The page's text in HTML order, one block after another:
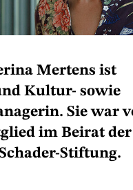
Mertens ist
Kultur- sowie
Sie war
im Beirat der
Stiftung.